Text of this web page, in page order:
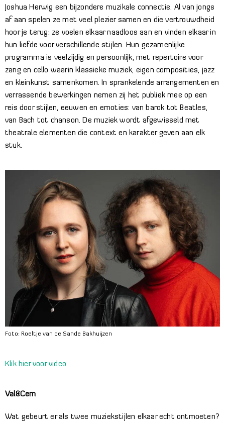
Joshua Herwig een bijzondere muzikale connectie. Al van jongs
af aan spelen ze met veel plezier samen en die vertrouwdheid
hoor je terug: ze voelen elkaar naadloos aan en vinden elkaar in
hun liefde voor verschillende stijlen. Hun gezamenlijke
programma is veelzijdig en persoonlijk, met repertoire voor
zang en cello waarin klassieke muziek, eigen composities, jazz
en kleinkunst samenkomen. In sprankelende arrangementen en
verrassende bewerkingen nemen zij het publiek mee op een
reis door stijlen, eeuwen en emoties: van barok tot Beatles,
van Bach tot chanson. De muziek wordt afgewisseld met
theatrale elementen die context en karakter geven aan elk
stuk.
Foto: Roeltje van de Sande Bakhuijzen
Klik hier voor video
Val&Cem
Wat gebeurt er als twee muziekstijlen elkaar echt ontmoeten?